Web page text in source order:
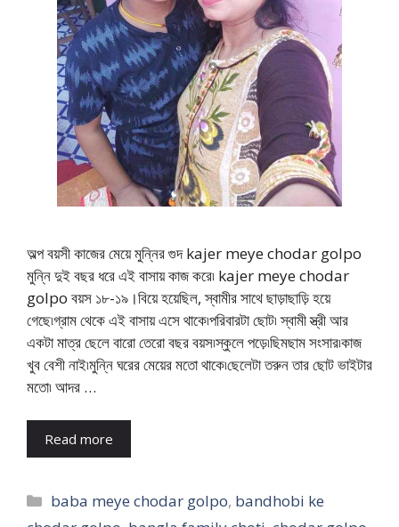
অল্প বয়সী কাজের মেয়ে মুন্নির গুদ kajer meye chodar golpo
মুন্নি দুই বছর ধরে এই বাসায় কাজ করে৷ kajer meye chodar
golpo বয়স ১৮-১৯।বিয়ে হয়েছিল, স্বামীর সাথে ছাড়াছাড়ি হয়ে
গেছে৷গ্রাম থেকে এই বাসায় এসে থাকে৷পরিবারটা ছোট৷ স্বামী স্ত্রী আর
একটা মাত্র ছেলে বারো তেরো বছর বয়স৷স্কুলে পড়ে৷ছিমছাম সংসার৷কাজ
খুব বেশী নাই৷মুন্নি ঘরের মেয়ের মতো থাকে৷ছেলেটা তরুন তার ছোট ভাইটার
মতো৷ আদর …
Read more
Categories
baba meye chodar golpo, bandhobi ke